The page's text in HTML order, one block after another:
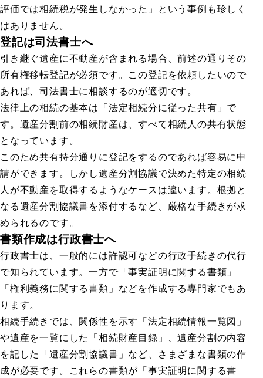
評価では相続税が発生しなかった」という事例も珍しく
はありません。
登記は司法書士へ
引き継ぐ遺産に不動産が含まれる場合、前述の通りその
所有権移転登記が必須です。この登記を依頼したいので
あれば、司法書士に相談するのが適切です。
法律上の相続の基本は「法定相続分に従った共有」で
す。遺産分割前の相続財産は、すべて相続人の共有状態
となっています。
このため共有持分通りに登記をするのであれば容易に申
請ができます。しかし遺産分割協議で決めた特定の相続
人が不動産を取得するようなケースは違います。根拠と
なる遺産分割協議書を添付するなど、厳格な手続きが求
められるのです。
書類作成は行政書士へ
行政書士は、一般的には許認可などの行政手続きの代行
で知られています。一方で「事実証明に関する書類」
「権利義務に関する書類」などを作成する専門家でもあ
ります。
相続手続きでは、関係性を示す「法定相続情報一覧図」
や遺産を一覧にした「相続財産目録」、遺産分割の内容
を記した「遺産分割協議書」など、さまざまな書類の作
成が必要です。これらの書類が「事実証明に関する書